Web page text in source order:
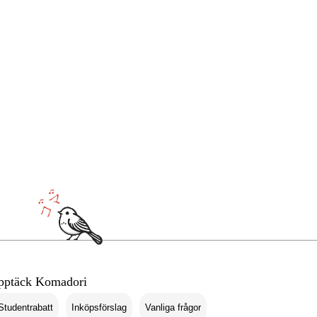
Komadori
Inköpsförslag Vanliga frågor